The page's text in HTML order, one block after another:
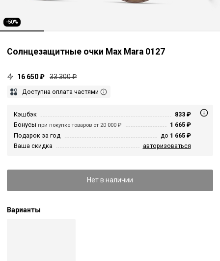
-50%
Солнцезащитные очки Max Mara 0127
16 650 ₽ 33 300 ₽
Доступна оплата частями
Кэшбэк
833 ₽
Бонусы при покупке товаров от 20 000 ₽
1 665 ₽
Подарок за год
до 1 665 ₽
Ваша скидка
авторизоваться
Нет в наличии
Варианты